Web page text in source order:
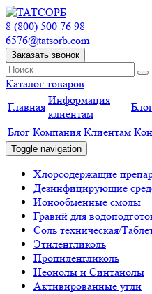
8 (800) 500 76 98
6576@tatsorb.com
Заказать звонок
Каталог товаров
Главная
Информация
клиентам
Блог Компания Клиентам
Toggle navigation
Хлорсодержащие
Дезинфицирующие
Ионообменные смолы
Гравий для
Соль техническая/
Этиленгликоль
Пропиленгликоль
Неонолы и Синтанолы
Активированные угли